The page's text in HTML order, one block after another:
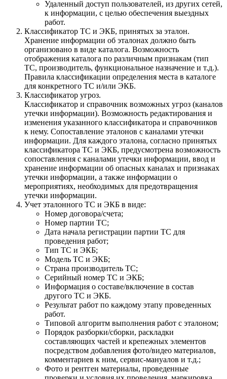
Удаленный доступ пользователей, из других сетей,
к информации, с целью обеспечения выездных
работ.
Классификатор ТС и ЭКБ, принятых за эталон.
Хранение информации об эталонах должно быть
организовано в виде каталога. Возможность
отображения каталога по различным признакам (тип
ТС, производитель, функциональное назначение и т.д.).
Правила классификации определения места в каталоге
для конкретного ТС и/или ЭКБ.
Классификатор угроз.
Классификатор и справочник возможных угроз (каналов
утечки информации). Возможность редактирования и
изменения указанного классификатора и справочников
к нему. Сопоставление эталонов с каналами утечки
информации. Для каждого эталона, согласно принятых
классификатора ТС и ЭКБ, предусмотрена возможность
сопоставления с каналами утечки информации, ввод и
хранение информации об опасных каналах и признаках
утечки информации, а также информации о
мероприятиях, необходимых для предотвращения
утечки информации.
Учет эталонного ТС и ЭКБ в виде:
Номер договора/счета;
Номер партии ТС;
Дата начала регистрации партии ТС для
проведения работ;
Тип ТС и ЭКБ;
Модель ТС и ЭКБ;
Страна производитель ТС;
Серийный номер ТС и ЭКБ;
Информация о составе/включение в состав
другого ТС и ЭКБ.
Результат работ по каждому этапу проведенных
работ.
Типовой алгоритм выполнения работ с эталоном;
Порядок разборки/сборки, раскладки
составляющих частей и крепежных элементов
посредством добавления фото/видео материалов,
комментариев к ним, сервис-мануалов и т.д.;
Фото и рентген материалы, проведенные